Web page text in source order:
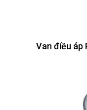
Van điều áp